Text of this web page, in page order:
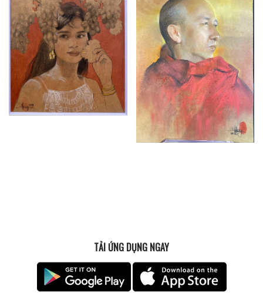
TẢI ỨNG DỤNG NGAY